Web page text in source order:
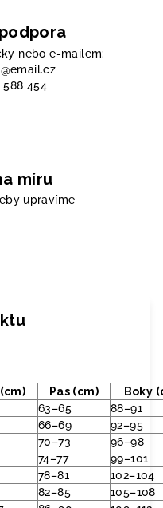
nebo e-mailem:
588 454
míru
upravíme
Pas (cm)
Boky
63–65
88–91
66–69
92–95
70–73
96–98
74–77
99–101
78–81
102–104
82–85
105–108